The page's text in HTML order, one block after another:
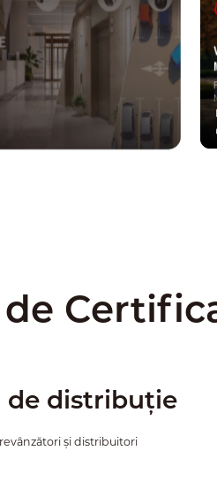
de distribuție
și distribuitori